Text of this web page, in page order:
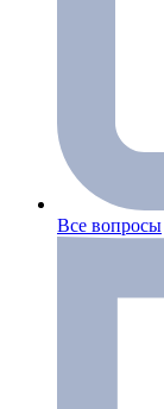
Все вопросы